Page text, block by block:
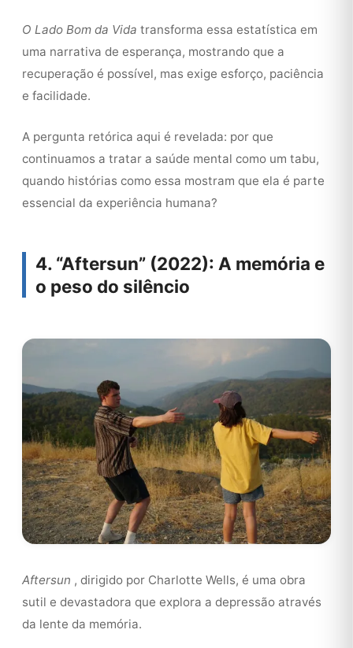
O Lado Bom da Vida transforma essa estatística em
uma narrativa de esperança, mostrando que a
recuperação é possível, mas exige esforço, paciência
e facilidade.
A pergunta retórica aqui é revelada: por que
continuamos a tratar a saúde mental como um tabu,
quando histórias como essa mostram que ela é parte
essencial da experiência humana?
4. “Aftersun” (2022): A memória e
o peso do silêncio
Aftersun , dirigido por Charlotte Wells, é uma obra
sutil e devastadora que explora a depressão através
da lente da memória.